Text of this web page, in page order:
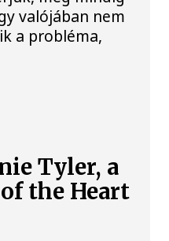
valójában nem
a probléma,
Tyler, a
the Heart